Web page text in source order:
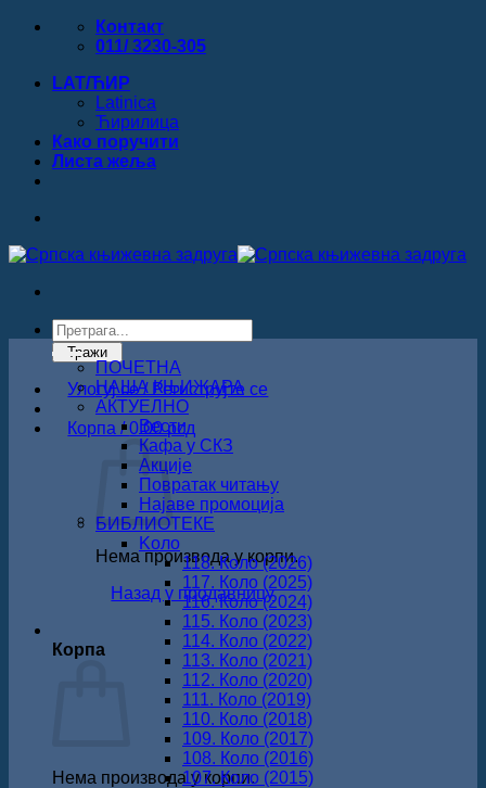
Прескочи
Контакт
011/ 3230-305
LAT/ЋИР
Latinica
Ћирилица
Како поручити
Листa жеља
Products
search
Тражи
Улогуј се / Региструјте се
Корпа /0.00рсд
Нема производа у корпи.
Назад у продавницу
Корпа
Нема производа у корпи.
ПОЧЕТНА
НАША КЊИЖАРА
АКТУЕЛНО
Вести
Кафа у СКЗ
Акције
Повратак читању
Најаве промоција
БИБЛИОТЕКЕ
Koло
118. Коло (2026)
117. Коло (2025)
116. Коло (2024)
115. Коло (2023)
114. Коло (2022)
113. Коло (2021)
112. Коло (2020)
111. Коло (2019)
110. Коло (2018)
109. Коло (2017)
108. Коло (2016)
107. Коло (2015)